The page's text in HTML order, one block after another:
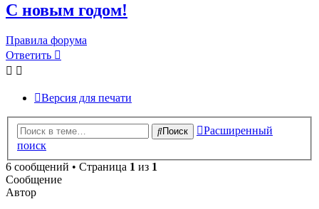
С новым годом!
Правила форума
Ответить
Версия для печати
Поиск
Расширенный
поиск
6 сообщений • Страница 1 из 1
Сообщение
Автор